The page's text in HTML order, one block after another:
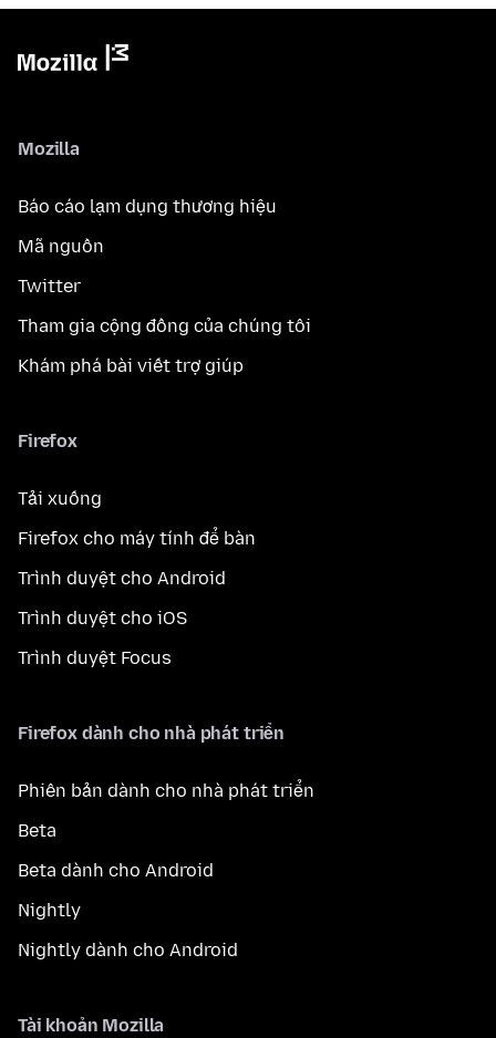
Mozilla
Báo cáo lạm dụng thương hiệu
Mã nguồn
Twitter
Tham gia cộng đồng của chúng tôi
Khám phá bài viết trợ giúp
Firefox
Tải xuống
Firefox cho máy tính để bàn
Trình duyệt cho Android
Trình duyệt cho iOS
Trình duyệt Focus
Firefox dành cho nhà phát triển
Phiên bản dành cho nhà phát triển
Beta
Beta dành cho Android
Nightly
Nightly dành cho Android
Tài khoản Mozilla